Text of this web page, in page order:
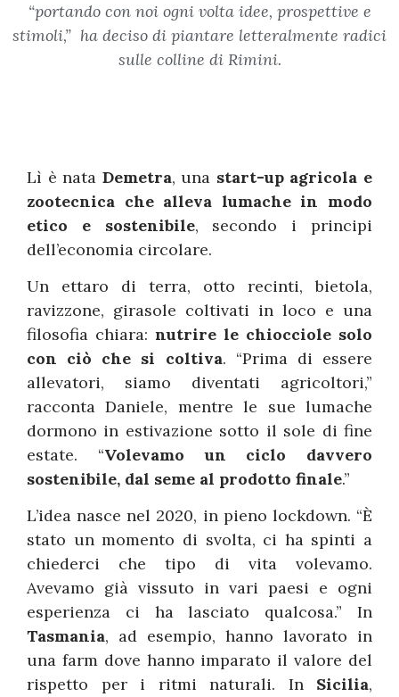
“portando con noi ogni volta idee, prospettive e
stimoli,” ha deciso di piantare letteralmente radici
sulle colline di Rimini.
Lì è nata Demetra, una start-up agricola e
zootecnica che alleva lumache in modo
etico e sostenibile, secondo i principi
dell’economia circolare.
Un ettaro di terra, otto recinti, bietola,
ravizzone, girasole coltivati in loco e una
filosofia chiara: nutrire le chiocciole solo
con ciò che si coltiva. “Prima di essere
allevatori, siamo diventati agricoltori,”
racconta Daniele, mentre le sue lumache
dormono in estivazione sotto il sole di fine
estate. “Volevamo un ciclo davvero
sostenibile, dal seme al prodotto finale.”
L’idea nasce nel 2020, in pieno lockdown. “È
stato un momento di svolta, ci ha spinti a
chiederci che tipo di vita volevamo.
Avevamo già vissuto in vari paesi e ogni
esperienza ci ha lasciato qualcosa.” In
Tasmania, ad esempio, hanno lavorato in
una farm dove hanno imparato il valore del
rispetto per i ritmi naturali. In Sicilia,